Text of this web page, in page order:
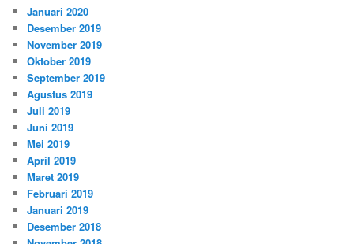
Januari 2020
Desember 2019
November 2019
Oktober 2019
September 2019
Agustus 2019
Juli 2019
Juni 2019
Mei 2019
April 2019
Maret 2019
Februari 2019
Januari 2019
Desember 2018